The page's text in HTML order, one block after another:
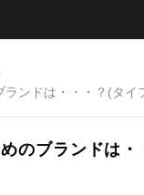
ランドは・・・？(タイ
のブランドは